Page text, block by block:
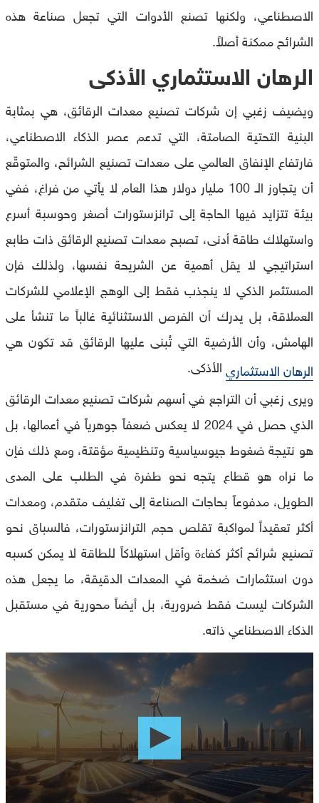
الاصطناعي، ولكنها تصنع الأدوات التي تجعل صناعة هذه
الشرائح ممكنة أصلاً.
الرهان الاستثماري الأذكى
ويضيف زغبي إن شركات تصنيع معدات الرقائق، هي بمثابة
البنية التحتية الصامتة، التي تدعم عصر الذكاء الاصطناعي،
فارتفاع الإنفاق العالمي على معدات تصنيع الشرائح، والمتوقّع
أن يتجاوز الـ 100 مليار دولار هذا العام لا يأتي من فراغ، ففي
بيئة تتزايد فيها الحاجة إلى ترانزستورات أصغر وحوسبة أسرع
واستهلاك طاقة أدنى، تصبح معدات تصنيع الرقائق ذات طابع
استراتيجي لا يقل أهمية عن الشريحة نفسها، ولذلك فإن
المستثمر الذكي لا ينجذب فقط إلى الوهج الإعلامي للشركات
العملاقة، بل يدرك أن الفرص الاستثنائية غالباً ما تنشأ على
الهامش، وأن الأرضية التي تُبنى عليها الرقائق قد تكون هي
الرهان الاستثماريالأذكى.
ويرى زغبي أن التراجع في أسهم شركات تصنيع معدات الرقائق
الذي حصل في 2024 لا يعكس ضعفاً جوهرياً في أعمالها، بل
هو نتيجة ضغوط جيوسياسية وتنظيمية مؤقتة، ومع ذلك فإن
ما نراه هو قطاع يتجه نحو طفرة في الطلب على المدى
الطويل، مدفوعاً بحاجات الصناعة إلى تغليف متقدم، ومعدات
أكثر تعقيداً لمواكبة تقلص حجم الترانزستورات، فالسباق نحو
تصنيع شرائح أكثر كفاءة وأقل استهلاكاً للطاقة لا يمكن كسبه
دون استثمارات ضخمة في المعدات الدقيقة، ما يجعل هذه
الشركات ليست فقط ضرورية، بل أيضاً محورية في مستقبل
الذكاء الاصطناعي ذاته.
0
seconds
of